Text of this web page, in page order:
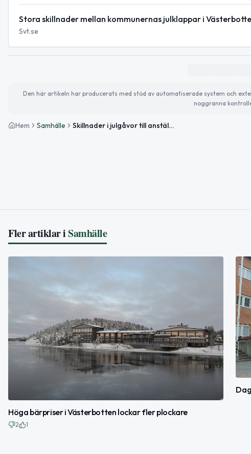
Stora skillnader mellan kommunernas julklappar i
Svt.se
Den här artikeln har producerats med stöd av automatiserade system och
noggranna
Hem Samhälle Skillnader i julgåvor till anställda i Västerbotten
Fler artiklar iSamhälle
Höga bärpriser i Västerbotten lockar fler plockare
2 1